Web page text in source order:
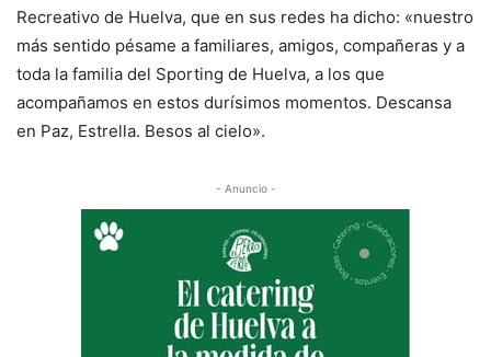
Recreativo de Huelva, que en sus redes ha dicho: «nuestro
más sentido pésame a familiares, amigos, compañeras y a
toda la familia del Sporting de Huelva, a los que
acompañamos en estos durísimos momentos. Descansa
en Paz, Estrella. Besos al cielo».
- Anuncio -